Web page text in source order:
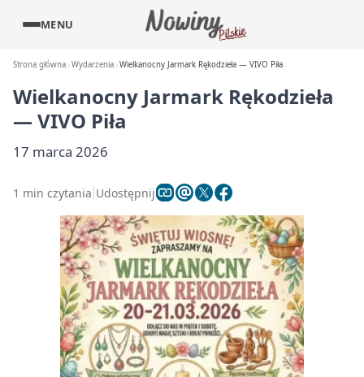
MENU
Strona główna Wydarzenia Wielkanocny Jarmark Rękodzieła — VIVO Piła
Wielkanocny Jarmark Rękodzieła
— VIVO Piła
17 marca 2026
1 min czytania Udostępnij